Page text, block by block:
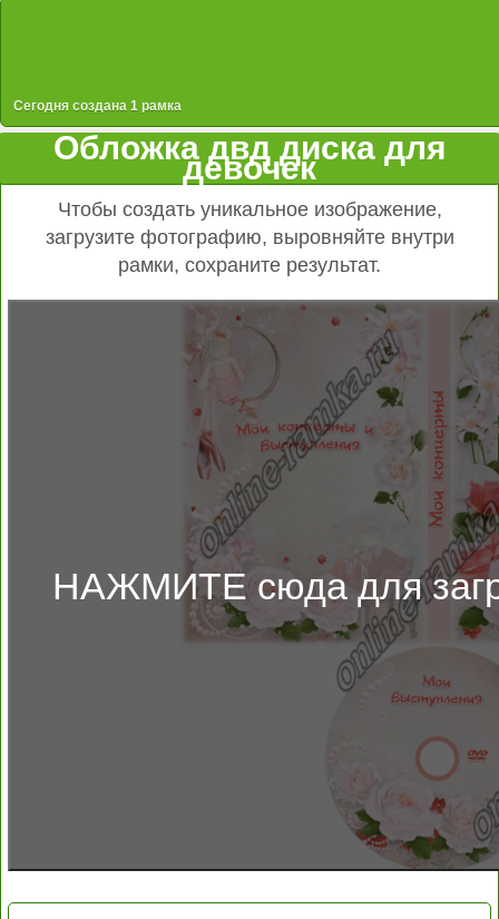
Сегодня создана 1 рамка
Обложка двд диска для
девочек
Чтобы создать уникальное изображение,
загрузите фотографию, выровняйте внутри
рамки, сохраните результат.
НАЖМИТЕ сюда для